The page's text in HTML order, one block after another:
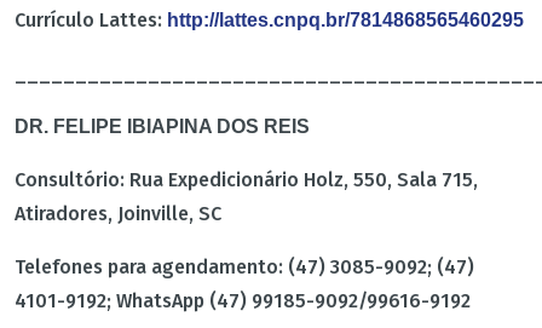
Currículo Lattes: http://lattes.cnpq.br/7814868565460295
DR. FELIPE IBIAPINA DOS REIS
Consultório: Rua Expedicionário Holz, 550, Sala 715,
Atiradores, Joinville, SC
Telefones para agendamento: (47) 3085-9092; (47)
4101-9192; WhatsApp (47) 99185-9092/99616-9192